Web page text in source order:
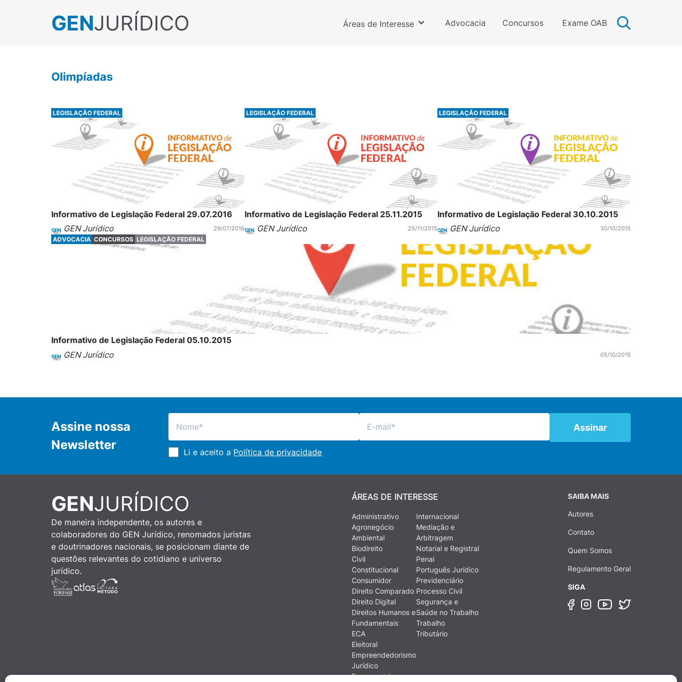
GENJURÍDICO Áreas de Interesse Advocacia Concursos Exame OAB
Olimpíadas
LEGISLAÇÃO FEDERAL
Informativo de Legislação Federal 29.07.2016
GEN Jurídico
29/07/2016
LEGISLAÇÃO FEDERAL
Informativo de Legislação Federal 25.11.2015
GEN Jurídico
25/11/2015
LEGISLAÇÃO FEDERAL
Informativo de Legislação Federal 30.10.2015
GEN Jurídico
30/10/2015
ADVOCACIA CONCURSOS LEGISLAÇÃO FEDERAL
Informativo de Legislação Federal 05.10.2015
GEN Jurídico
05/10/2015
Assine nossa
Newsletter
Li e aceito a Política de privacidade
GENJURÍDICO
De maneira independente, os autores e
colaboradores do GEN Jurídico, renomados juristas
e doutrinadores nacionais, se posicionam diante de
questões relevantes do cotidiano e universo
jurídico.
ÁREAS DE INTERESSE
Administrativo
Agronegócio
Ambiental
Biodireito
Civil
Constitucional
Consumidor
Direito Comparado
Direito Digital
Direitos Humanos e
Fundamentais
ECA
Eleitoral
Empreendedorismo
Jurídico
Empresarial
Internacional
Mediação e
Arbitragem
Notarial e Registral
Penal
Português Jurídico
Previdenciário
Processo Civil
Segurança e
Saúde no Trabalho
Trabalho
Tributário
SAIBA MAIS
Autores
Contato
Quem Somos
Regulamento Geral
SIGA